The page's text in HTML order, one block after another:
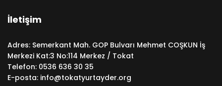
İletişim
Adres: Semerkant Mah. GOP Bulvarı Mehmet COŞKUN İş
Merkezi Kat:3 No:114 Merkez / Tokat
Telefon: 0536 636 30 35
E-posta: info@tokatyurtayder.org